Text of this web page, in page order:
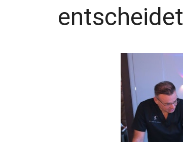
entscheidet